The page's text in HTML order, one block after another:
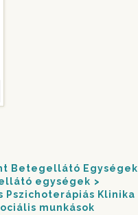
Betegellátó Egységek
egységek
Pszichoterápiás Klinika
munkások